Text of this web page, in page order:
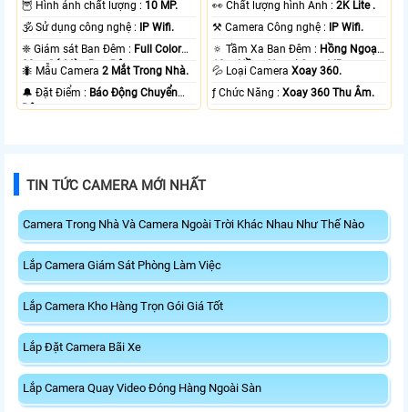
🦉 Hình ảnh chất lượng : 10 MP.
🕉️ Sử dụng công nghệ :
IP Wifi.
❈ Giám sát Ban Đêm : Full Color
20m Có Màu Ban Ðêm.
🐜 Mẫu Camera2 Mắt Trong Nhà.
️🔔 Đặt Điểm : Báo Động Chuyển
Động.
️👀 Chất lượng hình Ảnh :2K Lite .
⚒ Camera Công nghệ :
IP Wifi.
🔅 Tầm Xa Ban Đêm : Hồng Ngoại
10m Hồng Ngoại Smart IR.
💦 Loại CameraXoay 360.
️ƒ Chức Năng :Xoay 360 Thu Âm.
TIN TỨC CAMERA MỚI NHẤT
Camera Trong Nhà Và Camera Ngoài Trời Khác Nhau Như Thế Nào
Lắp Camera Giám Sát Phòng Làm Việc
Lắp Camera Kho Hàng Trọn Gói Giá Tốt
Lắp Đặt Camera Bãi Xe
Lắp Camera Quay Video Đóng Hàng Ngoài Sàn